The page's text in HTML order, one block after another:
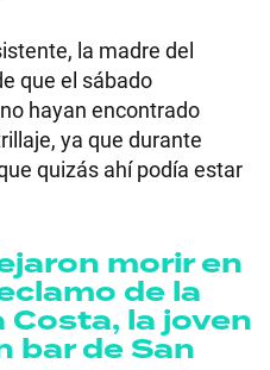
la madre del
que el sábado
hayan encontrado
ya que durante
quizás ahí podía estar
morir en
de la
la joven
bar de San